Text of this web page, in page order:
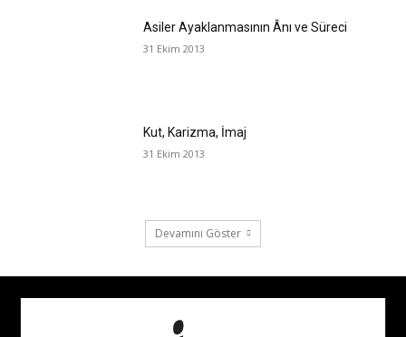
Asiler Ayaklanmasının Ânı ve Süreci
31 Ekim 2013
Kut, Karizma, İmaj
31 Ekim 2013
Devamını Göster